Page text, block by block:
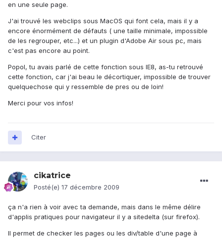
en une seule page.
J'ai trouvé les webclips sous MacOS qui font cela, mais il y a
encore énormément de défauts ( une taille minimale, impossible
de les regrouper, etc...) et un plugin d'Adobe Air sous pc, mais
c'est pas encore au point.
Popol, tu avais parlé de cette fonction sous IE8, as-tu retrouvé
cette fonction, car j'ai beau le décortiquer, impossible de trouver
quelquechose qui y ressemble de pres ou de loin!
Merci pour vos infos!
Citer
cikatrice
Posté(e) 17 décembre 2009
ça n'a rien à voir avec ta demande, mais dans le même délire
d'applis pratiques pour navigateur il y a sitedelta (sur firefox).
Il permet de checker les pages ou les div/table d'une page à